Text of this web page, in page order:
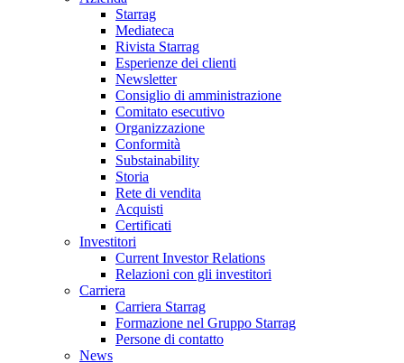
Starrag
Mediateca
Rivista Starrag
Esperienze dei clienti
Newsletter
Consiglio di amministrazione
Comitato esecutivo
Organizzazione
Conformità
Substainability
Storia
Rete di vendita
Acquisti
Certificati
Investitori
Current Investor Relations
Relazioni con gli investitori
Carriera
Carriera Starrag
Formazione nel Gruppo Starrag
Persone di contatto
News